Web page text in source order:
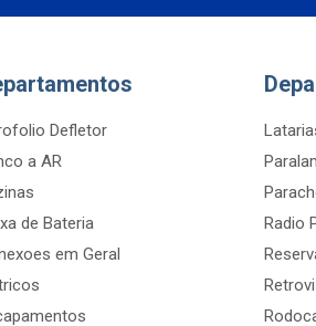
Defletor
a AR
de Bateria
em Geral
Radio